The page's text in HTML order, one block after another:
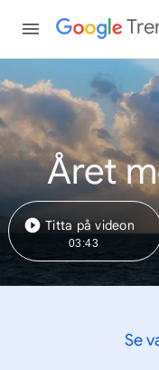
Året
Titta på videon
03:43
Se